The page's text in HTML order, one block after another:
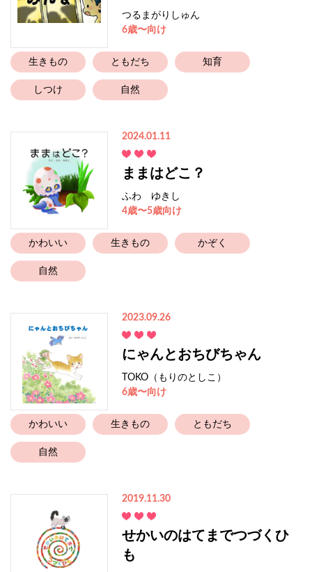
つるまがりしゅん
6歳〜向け
生きもの ともだち 知育
しつけ 自然
2024.01.11
ままはどこ？
ふわ ゆきし
4歳〜5歳向け
かわいい 生きもの かぞく
自然
2023.09.26
にゃんとおちびちゃん
TOKO（もりのとしこ）
6歳〜向け
かわいい 生きもの ともだち
自然
2019.11.30
せかいのはてまでつづくひ
も